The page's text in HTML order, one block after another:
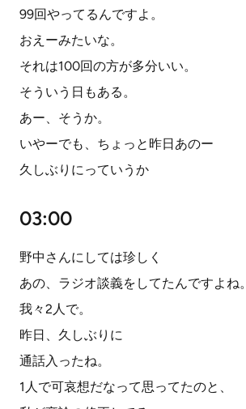
99回やってるんですよ。
おえーみたいな。
それは100回の方が多分いい。
そういう日もある。
あー、そうか。
いやーでも、ちょっと昨日あのー
久しぶりにっていうか
03:00
野中さんにしては珍しく
あの、ラジオ談義をしてたんですよね。
我々2人で。
昨日、久しぶりに
通話入ったね。
1人で可哀想だなって思ってたのと、